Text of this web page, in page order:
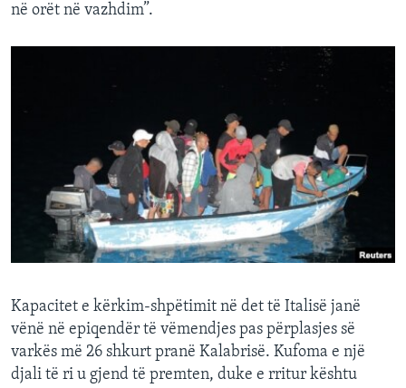
në orët në vazhdim”.
Kapacitet e kërkim-shpëtimit në det të Italisë janë
vënë në epiqendër të vëmendjes pas përplasjes së
varkës më 26 shkurt pranë Kalabrisë. Kufoma e një
djali të ri u gjend të premten, duke e rritur kështu